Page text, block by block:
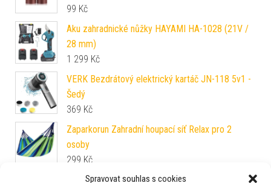
Spravovat souhlas s cookies
99 Kč
Aku zahradnické nůžky HAYAMI HA-1028 (21V /
28 mm)
1 299 Kč
VERK Bezdrátový elektrický kartáč JN-118 5v1 -
Šedý
369 Kč
Zaparkorun Zahradní houpací síť Relax pro 2
osoby
299 Kč
Zaparkorun Nastavitelný korektor pro správné